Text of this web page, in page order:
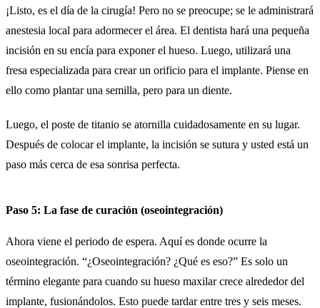
¡Listo, es el día de la cirugía! Pero no se preocupe; se le administrará
anestesia local para adormecer el área. El dentista hará una pequeña
incisión en su encía para exponer el hueso. Luego, utilizará una
fresa especializada para crear un orificio para el implante. Piense en
ello como plantar una semilla, pero para un diente.
Luego, el poste de titanio se atornilla cuidadosamente en su lugar.
Después de colocar el implante, la incisión se sutura y usted está un
paso más cerca de esa sonrisa perfecta.
Paso 5: La fase de curación (oseointegración)
Ahora viene el periodo de espera. Aquí es donde ocurre la
oseointegración. “¿Oseointegración? ¿Qué es eso?” Es solo un
término elegante para cuando su hueso maxilar crece alrededor del
implante, fusionándolos. Esto puede tardar entre tres y seis meses.